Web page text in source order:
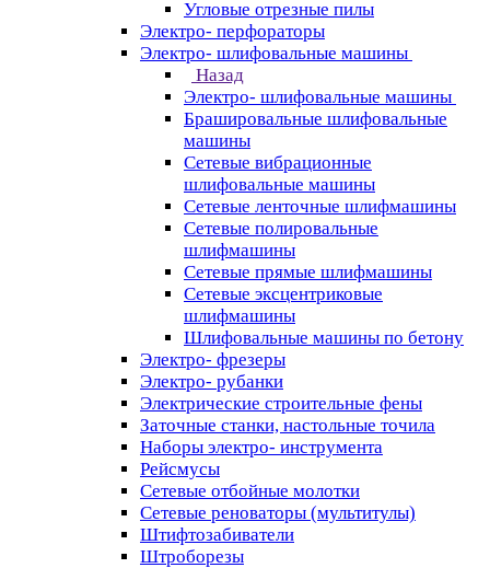
Угловые отрезные пилы
Электро- перфораторы
Электро- шлифовальные машины
Назад
Электро- шлифовальные машины
Брашировальные шлифовальные
машины
Сетевые вибрационные
шлифовальные машины
Сетевые ленточные шлифмашины
Сетевые полировальные
шлифмашины
Сетевые прямые шлифмашины
Сетевые эксцентриковые
шлифмашины
Шлифовальные машины по бетону
Электро- фрезеры
Электро- рубанки
Электрические строительные фены
Заточные станки, настольные точила
Наборы электро- инструмента
Рейсмусы
Сетевые отбойные молотки
Сетевые реноваторы (мультитулы)
Штифтозабиватели
Штроборезы